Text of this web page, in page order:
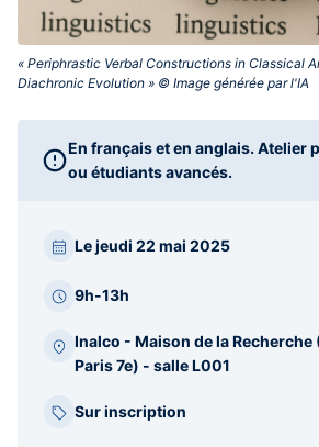
« Periphrastic Verbal Constructions in Classical
Diachronic Evolution » © Image générée par l'IA‎
En français et en anglais. Atelier
ou étudiants avancés.
Paragraphes
barreLe jeudi 22 mai 2025
9h-13h
Inalco - Maison de la Recherche
Paris 7e) - salle L001
Sur inscription